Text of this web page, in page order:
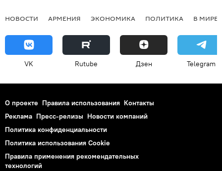
НОВОСТИ АРМЕНИЯ ЭКОНОМИКА ПОЛИТИКА В МИРЕ
VK Rutube Дзен Telegram
О проекте Правила использования Контакты
Реклама Пресс-релизы Новости компаний
Политика конфиденциальности
Политика использования Cookie
Правила применения рекомендательных
технологий